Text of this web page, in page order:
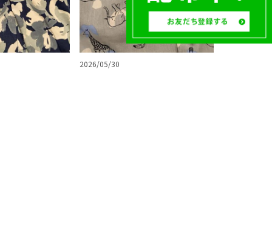
2026/05/30